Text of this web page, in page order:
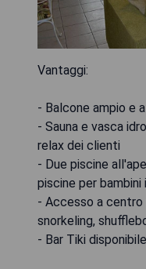
Vantaggi:
- Balcone ampio e
- Sauna e vasca
relax dei clienti
- Due piscine
piscine per bambini
- Accesso a centro
snorkeling,
- Bar Tiki